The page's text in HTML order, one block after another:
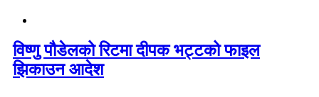
विष्णु पौडेलको रिटमा दीपक भट्टको फाइल
झिकाउन आदेश